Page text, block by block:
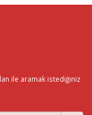
ile aramak istediğiniz